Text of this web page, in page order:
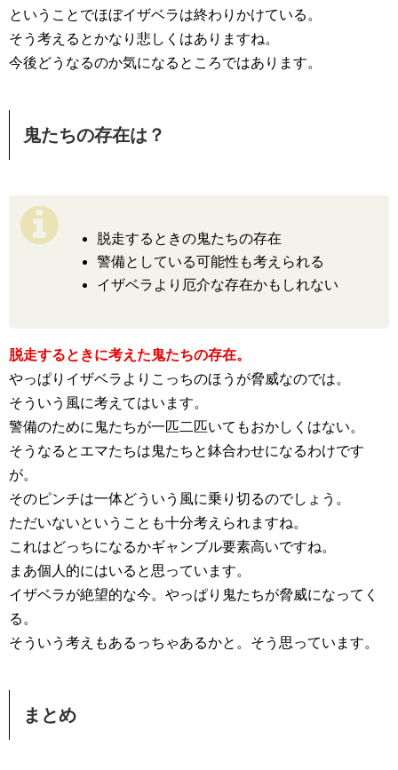
ということでほぼイザベラは終わりかけている。
そう考えるとかなり悲しくはありますね。
今後どうなるのか気になるところではあります。
鬼たちの存在は？
脱走するときの鬼たちの存在
警備としている可能性も考えられる
イザベラより厄介な存在かもしれない
脱走するときに考えた鬼たちの存在。
やっぱりイザベラよりこっちのほうが脅威なのでは。
そういう風に考えてはいます。
警備のために鬼たちが一匹二匹いてもおかしくはない。
そうなるとエマたちは鬼たちと鉢合わせになるわけです
が。
そのピンチは一体どういう風に乗り切るのでしょう。
ただいないということも十分考えられますね。
これはどっちになるかギャンブル要素高いですね。
まあ個人的にはいると思っています。
イザベラが絶望的な今。やっぱり鬼たちが脅威になってく
る。
そういう考えもあるっちゃあるかと。そう思っています。
まとめ